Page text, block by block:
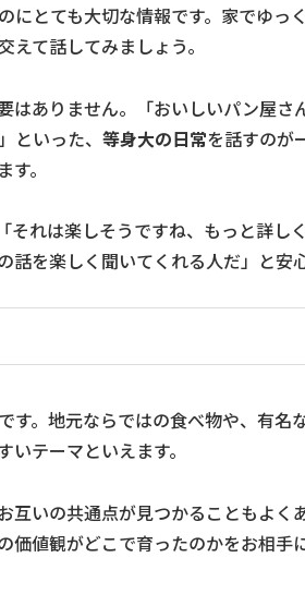
とても大切な情報です。家でゆっ
て話してみましょう。
ありません。「おいしいパン屋さ
いった、 等身大の日常を話すのが
。
れは楽しそうですね、もっと詳し
を楽しく聞いてくれる人だ」と安心
。地元ならではの食べ物や、有名
テーマといえます。
いの共通点が見つかることもよく
値観がどこで育ったのかをお相手